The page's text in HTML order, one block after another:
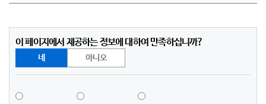
이 페이지에서 제공하는 정보에 대하여 만족하십니까?
네 아니오